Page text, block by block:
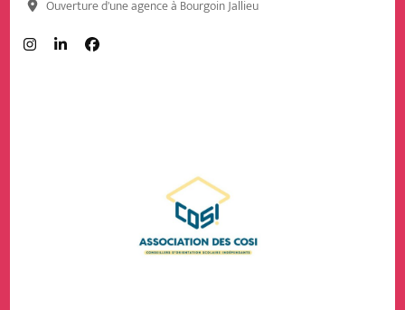
Ouverture d'une agence à Bourgoin Jallieu